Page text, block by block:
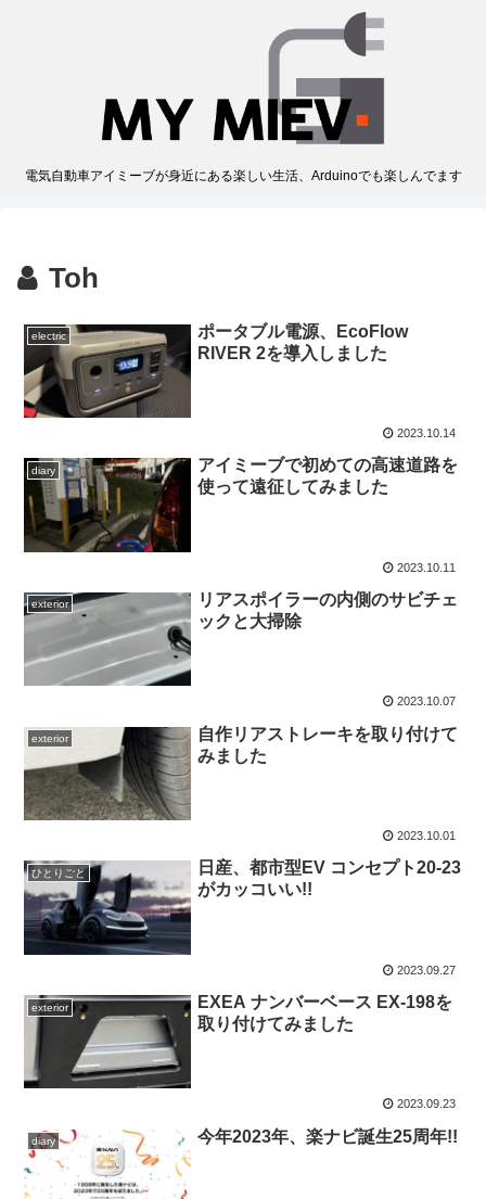
電気自動車アイミーブが身近にある楽しい生活、Arduinoでも楽しんでます
Toh
electric
ポータブル電源、EcoFlow
RIVER 2を導入しました
2023.10.14
diary
アイミーブで初めての高速道路を
使って遠征してみました
2023.10.11
exterior
リアスポイラーの内側のサビチェ
ックと大掃除
2023.10.07
exterior
自作リアストレーキを取り付けて
みました
2023.10.01
ひとりごと
日産、都市型EV コンセプト20-23
がカッコいい!!
2023.09.27
exterior
EXEA ナンバーベース EX-198を
取り付けてみました
2023.09.23
diary 今年2023年、楽ナビ誕生25周年!!